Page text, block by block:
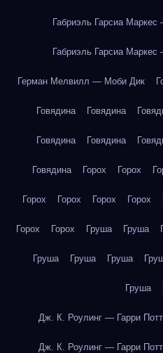
Габриэль Гарсиа
Габриэль Гарсиа
Герман Мелвилл — Моби Дик
Говядина Говядина
Говядина Говядина
Говядина Горох Горох
Горох Горох Горох Горох
Горох Горох Груша Груша
Груша Груша Груша
Груша
Дж. К. Роулинг — Гарри
Дж. К. Роулинг — Гарри